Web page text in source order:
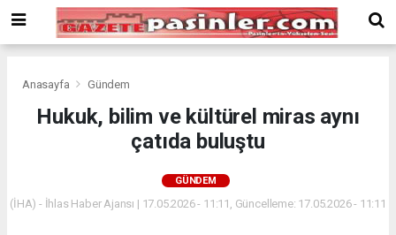
Bonusu
Veren
deneme
siteler
Anasayfa Gündem
Hukuk, bilim ve kültürel miras aynı
çatıda buluştu
GÜNDEM
(İHA) - İhlas Haber Ajansı | 17.05.2026 - 11:11, Güncelleme: 17.05.2026 - 11:11